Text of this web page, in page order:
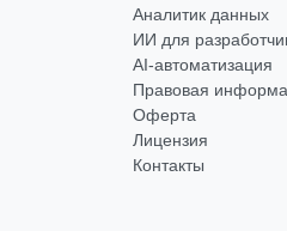
Аналитик данных
ИИ для
AI-автоматизация
Правовая
Оферта
Лицензия
Контакты